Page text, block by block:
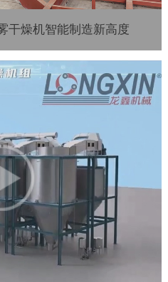
干燥机智能制造新高度